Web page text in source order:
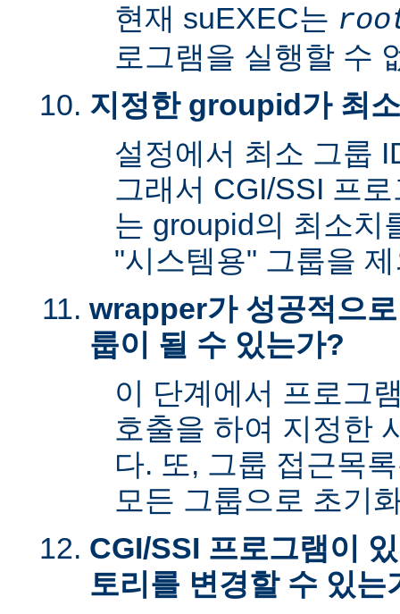
현재 suEXEC는
로그램을 실행할 수
지정한 groupid가 최
설정에서 최소 그룹
그래서 CGI/SSI 프
는 groupid의 최소치
"시스템용" 그룹을
wrapper가 성공적으
룹이 될 수 있는가?
이 단계에서 프로그
호출을 하여 지정한
다. 또, 그룹 접근목
모든 그룹으로 초기
CGI/SSI 프로그램이
토리를 변경할 수 있는